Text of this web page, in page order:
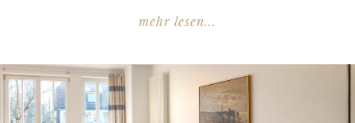
mehr lesen...